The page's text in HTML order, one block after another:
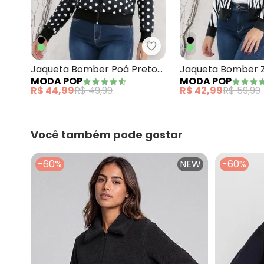
Moda Pop - Jaqueta
Jaqueta Bomber Poá Preto
com Zíper
MODA POP
R$ 44,99R$ 49,99
Jaqueta Bomber
Preta com Zíper
MODA POP
R$ 42,99R$ 59,99
Você também pode gostar
-60% NEW -60%